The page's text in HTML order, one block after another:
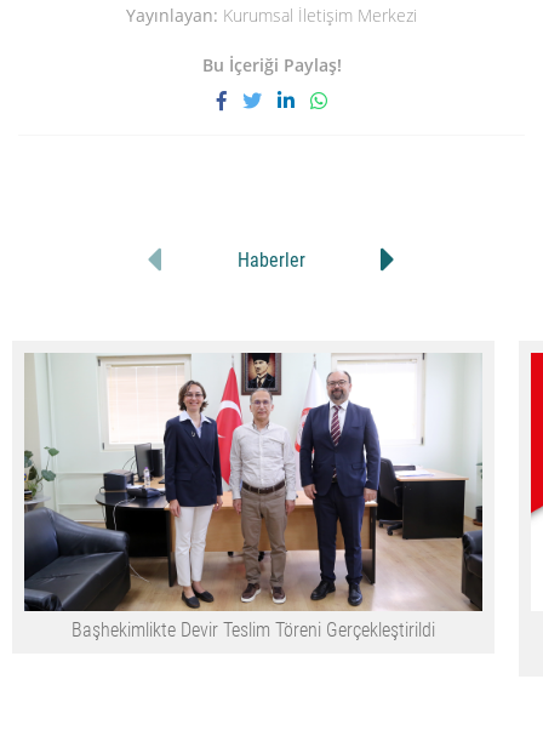
Yayınlayan: Kurumsal İletişim Merkezi
Bu İçeriği Paylaş!
Haberler
Başhekimlikte Devir Teslim Töreni Gerçekleştirildi